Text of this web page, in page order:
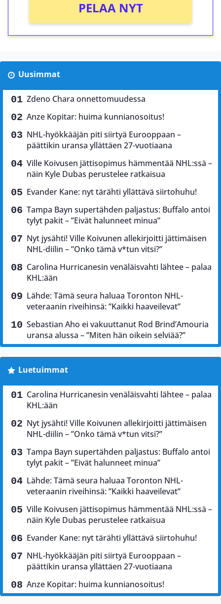
PELAA NYT
Uusimmat
Zdeno Chara onnettomuudessa
Anze Kopitar: huima kunnianosoitus!
NHL-hyökkääjän piti siirtyä Eurooppaan –
päättikin uransa yllättäen 27-vuotiaana
Ville Koivusen jättisopimus hämmentää NHL:ssä –
näin Kyle Dubas perustelee ratkaisua
Evander Kane: nyt tärähti yllättävä siirtohuhu!
Tampa Bayn supertähden paljastus: Buffalo antoi
tylyt pakit – ”Eivät halunneet minua”
Nyt jysähti! Ville Koivunen allekirjoitti jättimäisen
NHL-diilin – ”Onko tämä v*tun vitsi?”
Carolina Hurricanesin venäläisvahti lähtee – palaa
KHL:ään
Lähde: Tämä seura haluaa Toronton NHL-
veteraanin riveihinsä: ”Kaikki haaveilevat”
Sebastian Aho ei vakuuttanut Rod Brind’Amouria
uransa alussa – ”Miten hän oikein selviää?”
Luetuimmat
Carolina Hurricanesin venäläisvahti lähtee – palaa
KHL:ään
Nyt jysähti! Ville Koivunen allekirjoitti jättimäisen
NHL-diilin – ”Onko tämä v*tun vitsi?”
Tampa Bayn supertähden paljastus: Buffalo antoi
tylyt pakit – ”Eivät halunneet minua”
Lähde: Tämä seura haluaa Toronton NHL-
veteraanin riveihinsä: ”Kaikki haaveilevat”
Ville Koivusen jättisopimus hämmentää NHL:ssä –
näin Kyle Dubas perustelee ratkaisua
Evander Kane: nyt tärähti yllättävä siirtohuhu!
NHL-hyökkääjän piti siirtyä Eurooppaan –
päättikin uransa yllättäen 27-vuotiaana
Anze Kopitar: huima kunnianosoitus!